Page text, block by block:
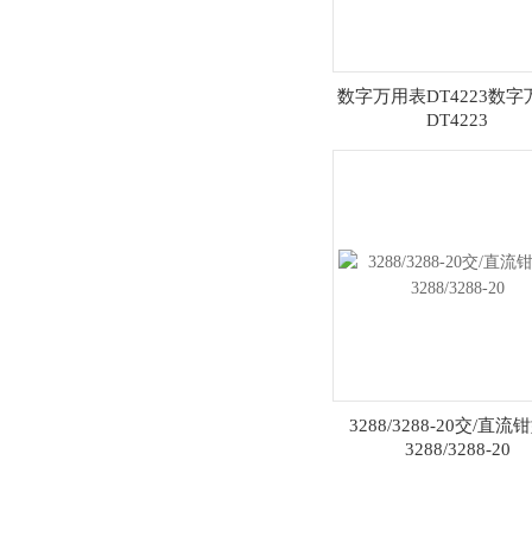
数字万用表DT4223数字
DT4223
3288/3288-20交/直流
3288/3288-20